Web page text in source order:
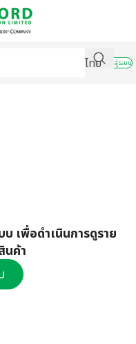
ไทย
เข้าสู่ระบบ
เพื่อดำเนินการดูราย
นค้า